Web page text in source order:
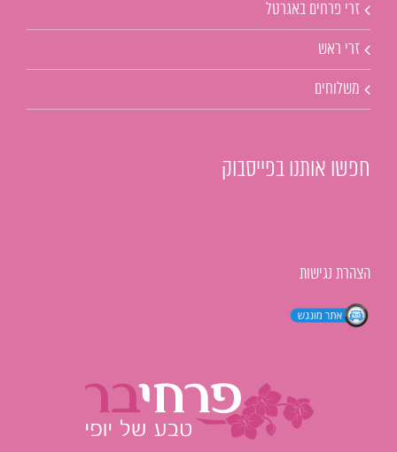
זרי פרחים באגרטל
זרי ראש
משלוחים
חפשו אותנו בפייסבוק
הצהרת נגישות